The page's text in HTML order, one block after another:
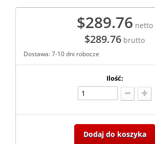
$289.76 netto
$289.76 brutto
Dostawa: 7-10 dni robocze
Ilość:
Dodaj do koszyka